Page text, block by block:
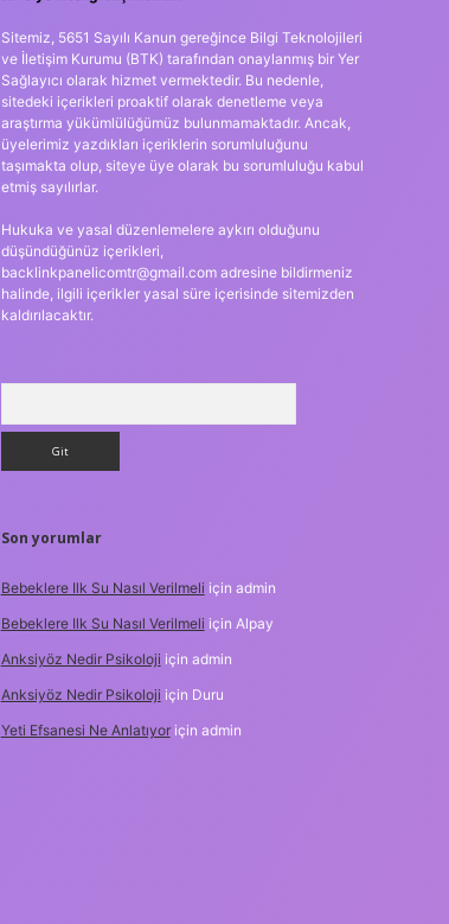
Sitemiz, 5651 Sayılı Kanun gereğince Bilgi Teknolojileri
ve İletişim Kurumu (BTK) tarafından onaylanmış bir Yer
Sağlayıcı olarak hizmet vermektedir. Bu nedenle,
sitedeki içerikleri proaktif olarak denetleme veya
araştırma yükümlülüğümüz bulunmamaktadır. Ancak,
üyelerimiz yazdıkları içeriklerin sorumluluğunu
taşımakta olup, siteye üye olarak bu sorumluluğu kabul
etmiş sayılırlar.
Hukuka ve yasal düzenlemelere aykırı olduğunu
düşündüğünüz içerikleri,
backlinkpanelicomtr@gmail.comadresine bildirmeniz
halinde, ilgili içerikler yasal süre içerisinde sitemizden
kaldırılacaktır.
Son yorumlar
Bebeklere Ilk Su Nasıl Verilmeli için admin
Bebeklere Ilk Su Nasıl Verilmeli için Alpay
Anksiyöz Nedir Psikoloji için admin
Anksiyöz Nedir Psikoloji için Duru
Yeti Efsanesi Ne Anlatıyoriçin admin